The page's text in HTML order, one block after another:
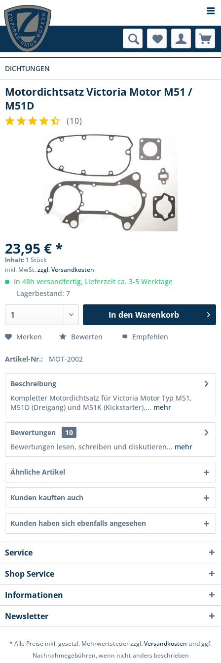
DICHTUNGEN
Motordichtsatz Victoria Motor M51 /
M51D
(10)
23,95 € *
Inhalt: 1 Stück
inkl. MwSt.zzgl. Versandkosten
In 48h versandfertig, Lieferzeit ca. 3-5 Werktage
Lagerbestand: 7
In den Warenkorb
Merken Bewerten Empfehlen
Artikel-Nr.: MOT-2002
Beschreibung
Kompletter Motordichtsatz für Victoria Motor Typ M51,
M51D (Dreigang) und M51K (Kickstarter),... mehr
Bewertungen
10
Bewertungen lesen, schreiben und diskutieren... mehr
Ähnliche Artikel
Kunden kauften auch
Kunden haben sich ebenfalls angesehen
Service
Shop Service
Informationen
Newsletter
* Alle Preise inkl. gesetzl. Mehrwertsteuer zzgl.Versandkosten und ggf.
Nachnahmegebühren, wenn nicht anders beschrieben